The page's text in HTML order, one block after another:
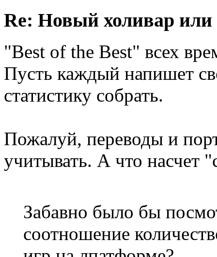
Re: Новый холивар
"Best of the Best" всех
Пусть каждый напишет
статистику собрать.
Пожалуй, переводы и
учитывать. А что насчет
Забавно было бы
соотношение